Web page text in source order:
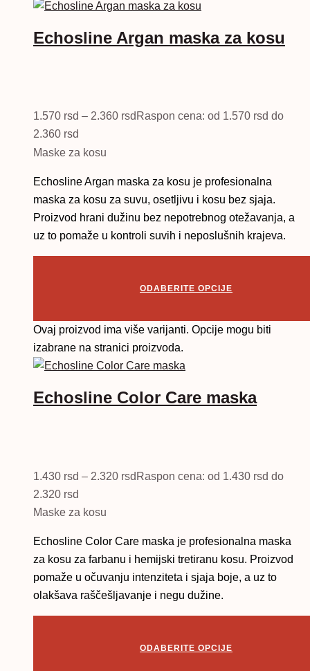
Echosline Argan maska za kosu
1.570 rsd – 2.360 rsd Raspon cena: od 1.570 rsd do
2.360 rsd
Maske za kosu
Echosline Argan maska za kosu je profesionalna
maska za kosu za suvu, osetljivu i kosu bez sjaja.
Proizvod hrani dužinu bez nepotrebnog otežavanja, a
uz to pomaže u kontroli suvih i neposlušnih krajeva.
ODABERITE OPCIJE
Ovaj proizvod ima više varijanti. Opcije mogu biti
izabrane na stranici proizvoda.
Echosline Color Care maska
1.430 rsd – 2.320 rsd Raspon cena: od 1.430 rsd do
2.320 rsd
Maske za kosu
Echosline Color Care maska je profesionalna maska
za kosu za farbanu i hemijski tretiranu kosu. Proizvod
pomaže u očuvanju intenziteta i sjaja boje, a uz to
olakšava raščešljavanje i negu dužine.
ODABERITE OPCIJE